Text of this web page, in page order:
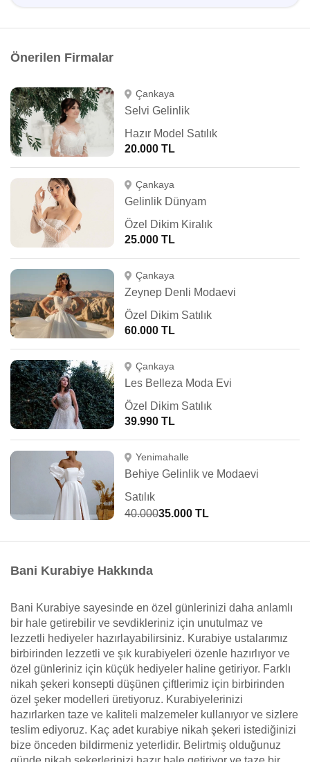
Önerilen Firmalar
Çankaya
Selvi Gelinlik
Hazır Model Satılık
20.000 TL
Çankaya
Gelinlik Dünyam
Özel Dikim Kiralık
25.000 TL
Çankaya
Zeynep Denli Modaevi
Özel Dikim Satılık
60.000 TL
Çankaya
Les Belleza Moda Evi
Özel Dikim Satılık
39.990 TL
Yenimahalle
Behiye Gelinlik ve Modaevi
Satılık
40.00035.000 TL
Bani Kurabiye Hakkında
Bani Kurabiye sayesinde en özel günlerinizi daha anlamlı
bir hale getirebilir ve sevdikleriniz için unutulmaz ve
lezzetli hediyeler hazırlayabilirsiniz. Kurabiye ustalarımız
birbirinden lezzetli ve şık kurabiyeleri özenle hazırlıyor ve
özel günleriniz için küçük hediyeler haline getiriyor. Farklı
nikah şekeri konsepti düşünen çiftlerimiz için birbirinden
özel şeker modelleri üretiyoruz. Kurabiyelerinizi
hazırlarken taze ve kaliteli malzemeler kullanıyor ve sizlere
teslim ediyoruz. Kaç adet kurabiye nikah şekeri istediğinizi
bize önceden bildirmeniz yeterlidir. Belirtmiş olduğunuz